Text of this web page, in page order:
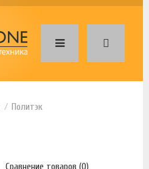
Политэк
Сравнение товаров (0)